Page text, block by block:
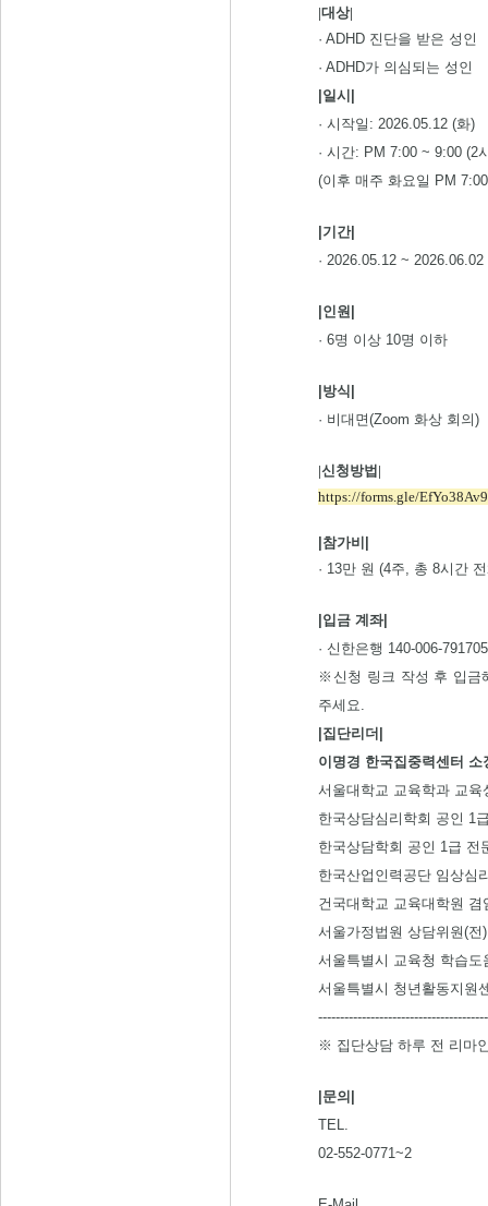
|대상|
· ADHD 진단을 받은 성인
· ADHD가 의심되는 성인
|일시|
· 시작일: 2026.05.12 (화)
· 시간: PM 7:00 ~ 9:00 (2
(이후 매주 화요일 PM
|기간|
· 2026.05.12 ~
|인원|
· 6명 이상 10명 이하
|방식|
· 비대면(Zoom 화상 회의)
|신청방법|
https://forms.gle/
|참가비|
· 13만 원 (4주, 총 8시간
|입금 계좌|
· 신한은행 140-006-
※신청 링크 작성 후 입금
주세요.
|집단리더|
이명경 한국집중력센터 소
서울대학교 교육학과 교
한국상담심리학회 공인 1
한국상담학회 공인 1급 전
한국산업인력공단 임상심
건국대학교 교육대학원 겸
서울가정법원 상담위원(전)
서울특별시 교육청 학습
서울특별시 청년활동지원
※ 집단상담 하루 전 리마
|문의|
TEL.
02-552-0771~2